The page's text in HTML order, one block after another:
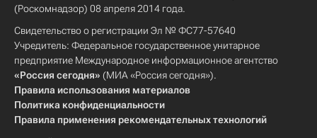
(Роскомнадзор) 08 апреля 2014 года.
Свидетельство о регистрации Эл № ФС77-57640
Учредитель: Федеральное государственное унитарное
предприятие Международное информационное агентство
«Россия сегодня» (МИА «Россия сегодня»).
Правила использования материалов
Политика конфиденциальности
Правила применения рекомендательных технологий